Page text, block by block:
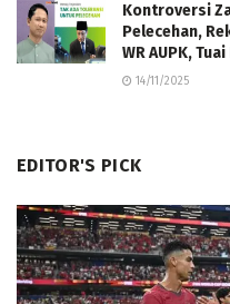
Kontroversi
Pelecehan,
WR AUPK,
14/11/2025
EDITOR'S PICK